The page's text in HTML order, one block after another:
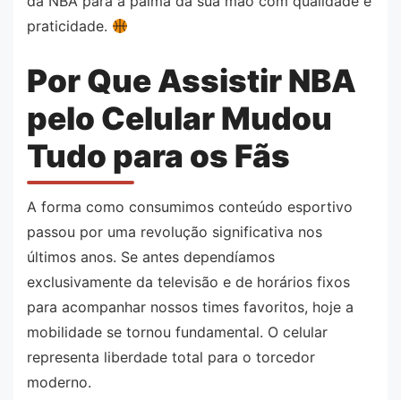
praticidade.
Por Que Assistir NBA
pelo Celular Mudou
Tudo para os Fãs
A forma como consumimos conteúdo esportivo
passou por uma revolução significativa nos
últimos anos. Se antes dependíamos
exclusivamente da televisão e de horários fixos
para acompanhar nossos times favoritos, hoje a
mobilidade se tornou fundamental. O celular
representa liberdade total para o torcedor
moderno.